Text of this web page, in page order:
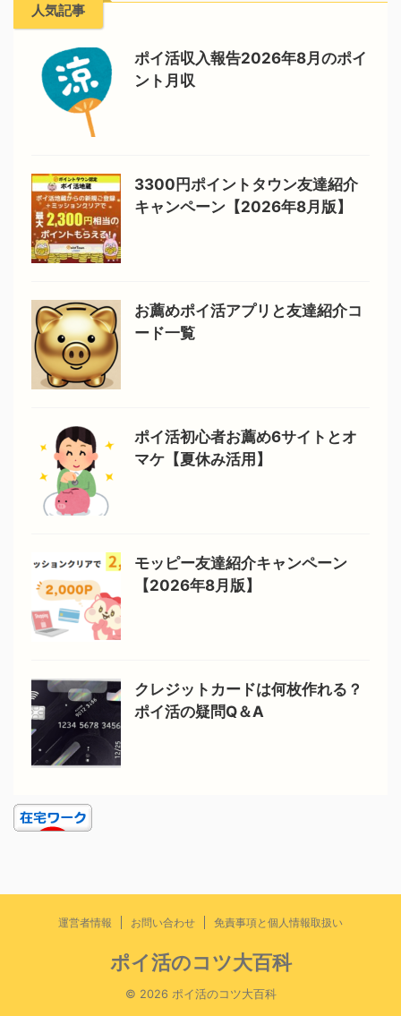
人気記事
ポイ活収入報告2026年8月のポイ
ント月収
3300円ポイントタウン友達紹介
キャンペーン【2026年8月版】
お薦めポイ活アプリと友達紹介コ
ード一覧
ポイ活初心者お薦め6サイトとオ
マケ【夏休み活用】
モッピー友達紹介キャンペーン
【2026年8月版】
クレジットカードは何枚作れる？
ポイ活の疑問Q＆A
運営者情報 お問い合わせ 免責事項と個人情報取扱い
ポイ活のコツ大百科
© 2026 ポイ活のコツ大百科